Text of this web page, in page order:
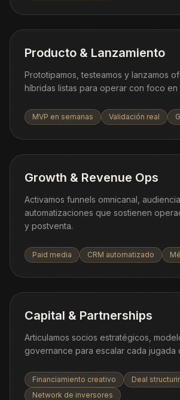
Producto & Lanzamiento
Prototipamos, testeamos y lanzamos
híbridas listas para operar con foco en
MVP en semanas Validación real
Growth & Revenue Ops
Activamos funnels omnicanal,
automatizaciones que sostienen
y postventa.
Paid media CRM automatizado
Capital & Partnerships
Articulamos socios estratégicos,
governance para escalar cada jugada
Financiamiento creativo
Deal
Network de inversores